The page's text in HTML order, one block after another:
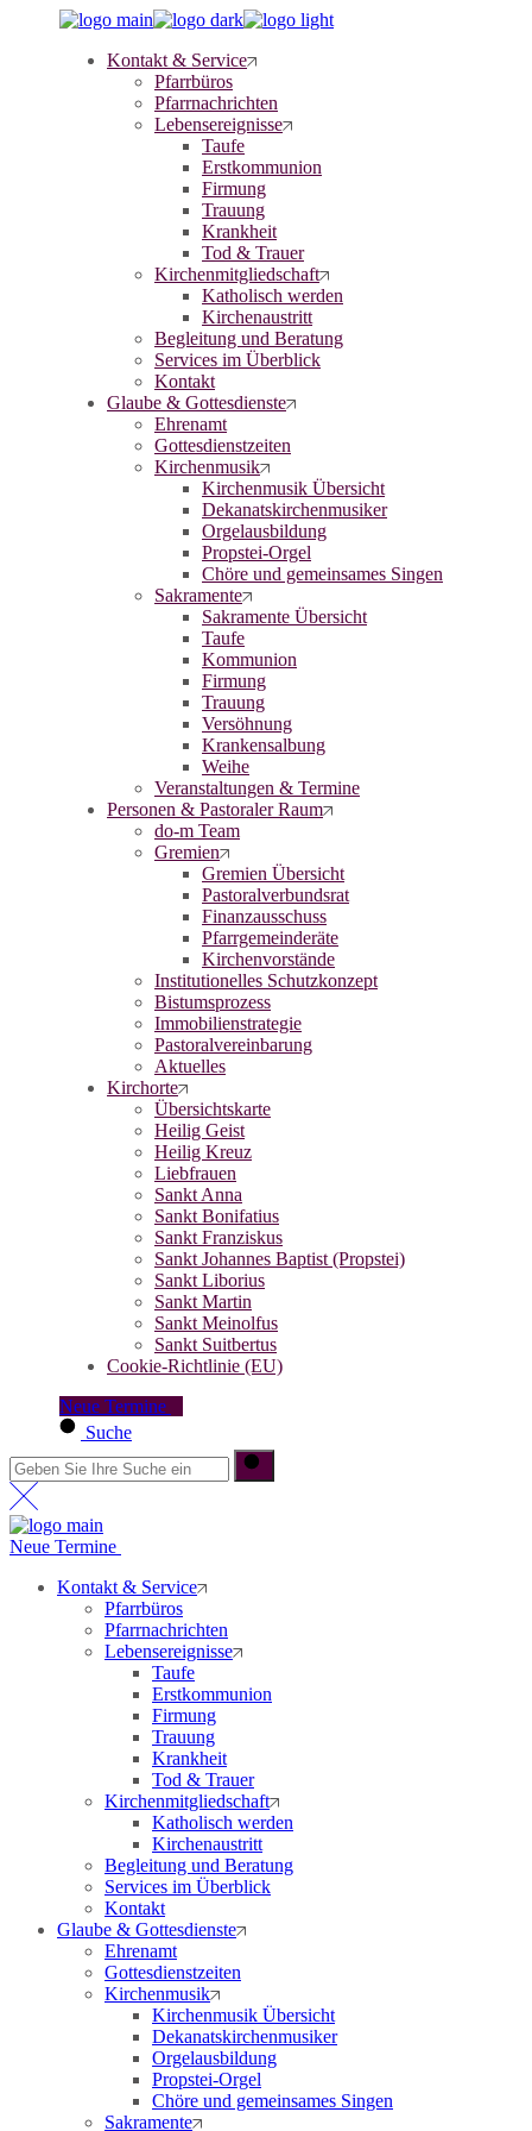
Kontakt & Service
Pfarrbüros
Pfarrnachrichten
Lebensereignisse
Taufe
Erstkommunion
Firmung
Trauung
Krankheit
Tod & Trauer
Kirchenmitgliedschaft
Katholisch werden
Kirchenaustritt
Begleitung und Beratung
Services im Überblick
Kontakt
Glaube & Gottesdienste
Ehrenamt
Gottesdienstzeiten
Kirchenmusik
Kirchenmusik Übersicht
Dekanatskirchenmusiker
Orgelausbildung
Propstei-Orgel
Chöre und gemeinsames Singen
Sakramente
Sakramente Übersicht
Taufe
Kommunion
Firmung
Trauung
Versöhnung
Krankensalbung
Weihe
Veranstaltungen & Termine
Personen & Pastoraler Raum
do-m Team
Gremien
Gremien Übersicht
Pastoralverbundsrat
Finanzausschuss
Pfarrgemeinderäte
Kirchenvorstände
Institutionelles Schutzkonzept
Bistumsprozess
Immobilienstrategie
Pastoralvereinbarung
Aktuelles
Kirchorte
Übersichtskarte
Heilig Geist
Heilig Kreuz
Liebfrauen
Sankt Anna
Sankt Bonifatius
Sankt Franziskus
Sankt Johannes Baptist (Propstei)
Sankt Liborius
Sankt Martin
Sankt Meinolfus
Sankt Suitbertus
Cookie-Richtlinie (EU)
Neue Termine
Suche
Neue Termine
Kontakt & Service
Pfarrbüros
Pfarrnachrichten
Lebensereignisse
Taufe
Erstkommunion
Firmung
Trauung
Krankheit
Tod & Trauer
Kirchenmitgliedschaft
Katholisch werden
Kirchenaustritt
Begleitung und Beratung
Services im Überblick
Kontakt
Glaube & Gottesdienste
Ehrenamt
Gottesdienstzeiten
Kirchenmusik
Kirchenmusik Übersicht
Dekanatskirchenmusiker
Orgelausbildung
Propstei-Orgel
Chöre und gemeinsames Singen
Sakramente